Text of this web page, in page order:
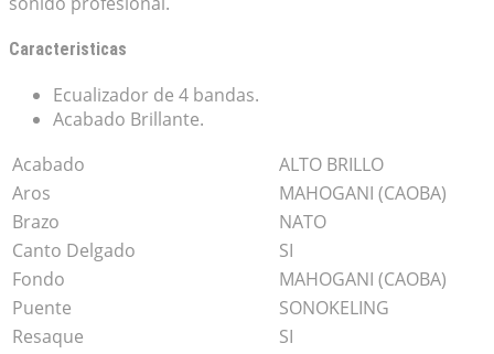
Caracteristicas
Ecualizador de 4 bandas.
Acabado Brillante.
Acabado
ALTO BRILLO
Aros
MAHOGANI (CAOBA)
Brazo
NATO
Canto Delgado
SI
Fondo
MAHOGANI (CAOBA)
Puente
SONOKELING
Resaque
SI